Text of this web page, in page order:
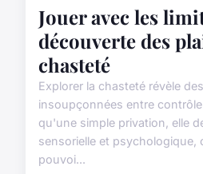
Jouer avec les
découverte des
chasteté
Explorer la chasteté révèle
insoupçonnées entre contrôle
qu'une simple privation, elle
sensorielle et psychologique,
pouvoi...